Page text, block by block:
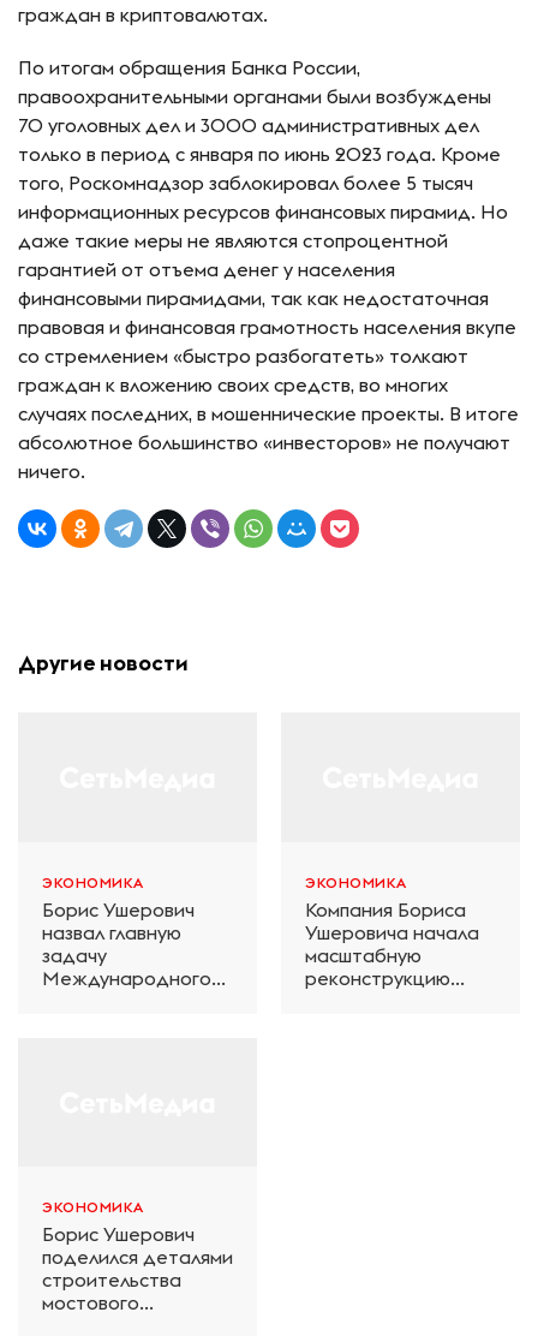
граждан в криптовалютах.
По итогам обращения Банка России,
правоохранительными органами были возбуждены
70 уголовных дел и 3000 административных дел
только в период с января по июнь 2023 года. Кроме
того, Роскомнадзор заблокировал более 5 тысяч
информационных ресурсов финансовых пирамид. Но
даже такие меры не являются стопроцентной
гарантией от отъема денег у населения
финансовыми пирамидами, так как недостаточная
правовая и финансовая грамотность населения вкупе
со стремлением «быстро разбогатеть» толкают
граждан к вложению своих средств, во многих
случаях последних, в мошеннические проекты. В итоге
абсолютное большинство «инвесторов» не получают
ничего.
Другие новости
ЭКОНОМИКА
Борис Ушерович
назвал главную
задачу
Международного
ЭКОНОМИКА
Компания Бориса
Ушеровича начала
масштабную
реконструкцию
ЭКОНОМИКА
Борис Ушерович
поделился деталями
строительства
мостового